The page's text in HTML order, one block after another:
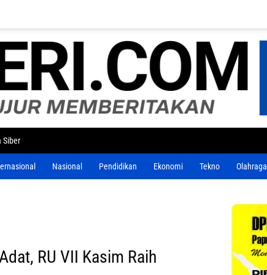
Siber
Nasional Pendidikan Ekonomi Tekno Olahraga
RU VII Kasim Raih